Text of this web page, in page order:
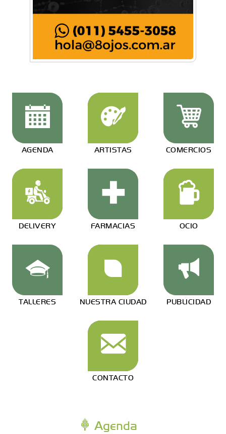
AGENDA ARTISTAS COMERCIOS
DELIVERY FARMACIAS OCIO
TALLERES NUESTRA CIUDAD PUBLICIDAD
CONTACTO
Agenda